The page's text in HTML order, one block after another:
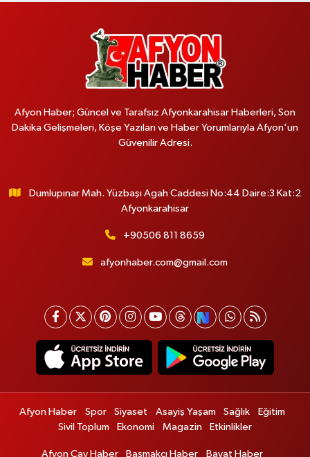
Afyon Haber; Güncel ve Tarafsız Afyonkarahisar Haberleri, Son
Dakika Gelişmeleri, Köşe Yazıları ve Haber Yorumlarıyla Afyon'un
Güvenilir Adresi.
Dumlupınar Mah. Yüzbaşı Agah Caddesi No:44 Daire:3 Kat:2
Afyonkarahisar
+90506 811 8659
afyonhaber.com@gmail.com
Afyon Haber Spor Siyaset Asayiş Yaşam Sağlık
Eğitim
Sivil Toplum
Ekonomi Magazin Etkinlikler
Afyon Çay Haber Başmakçı Haber Bayat Haber